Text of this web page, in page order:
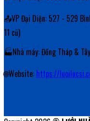
📤VP Đại Diện: 527 - 529
11 cũ)
🏭Nhà máy: Đồng Tháp &
🌐Website: https://